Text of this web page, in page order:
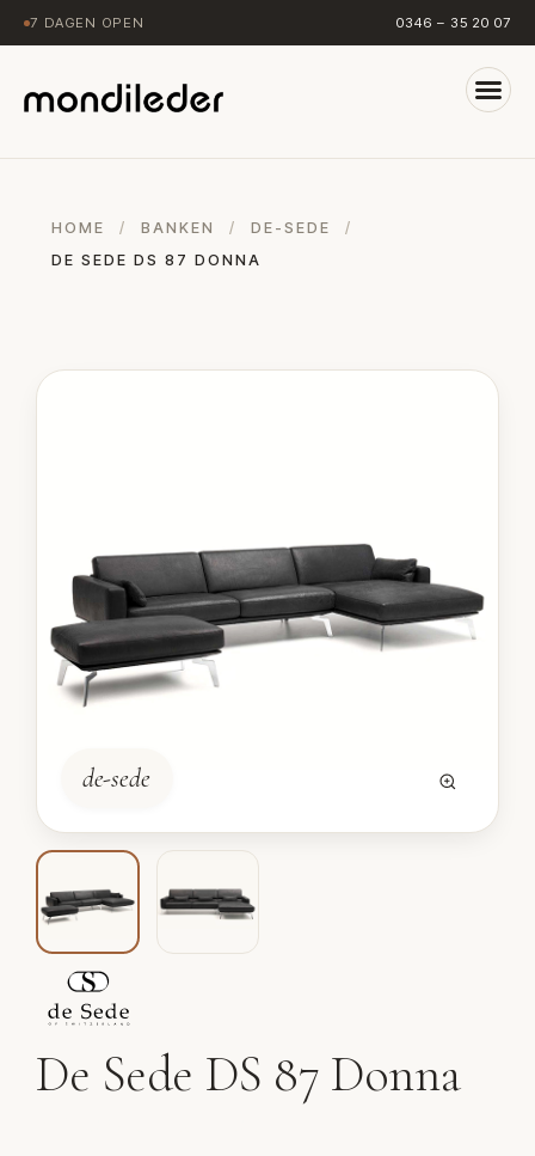
7 DAGEN OPEN 0346 – 35 20 07
HOME / BANKEN / DE-SEDE
/
DE SEDE DS 87 DONNA
de-sede
De Sede DS 87 Donna